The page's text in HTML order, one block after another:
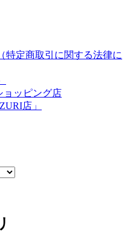
特定商取引に関する法律に
ョッピング店
店」